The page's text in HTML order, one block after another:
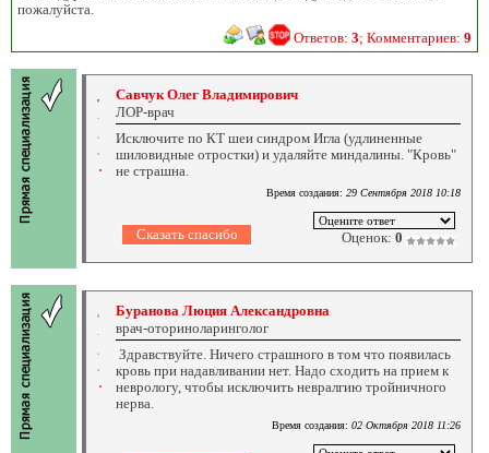
пожалуйста.
Ответов: 3; Комментариев: 9
Савчук Олег Владимирович
ЛОР-врач
Исключите по КТ шеи синдром Игла (удлиненные
шиловидные отростки) и удаляйте миндалины. "Кровь"
не страшна.
Время создания: 29 Сентября 2018 10:18
Оценок: 0
Буранова Люция Александровна
врач-оториноларинголог
Здравствуйте. Ничего страшного в том что появилась
кровь при надавливании нет. Надо сходить на прием к
неврологу, чтобы исключить невралгию тройничного
нерва.
Время создания: 02 Октября 2018 11:26